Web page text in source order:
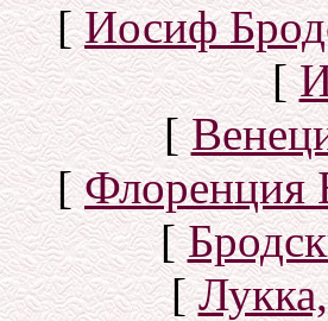
[Иосиф
[
[
[Флоренция
[
[